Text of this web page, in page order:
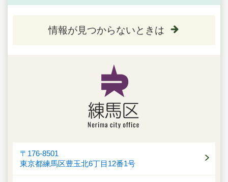
情報が見つからないときは
〒176-8501
東京都練馬区豊玉北6丁目12番1号